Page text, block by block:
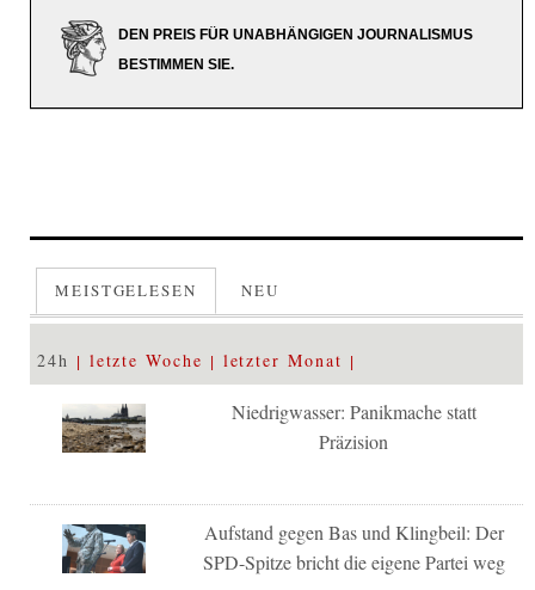
DEN PREIS FÜR UNABHÄNGIGEN JOURNALISMUS
BESTIMMEN SIE.
MEISTGELESEN NEU
24h letzte Woche letzter Monat
Niedrigwasser: Panikmache statt
Präzision
Aufstand gegen Bas und Klingbeil: Der
SPD-Spitze bricht die eigene Partei weg